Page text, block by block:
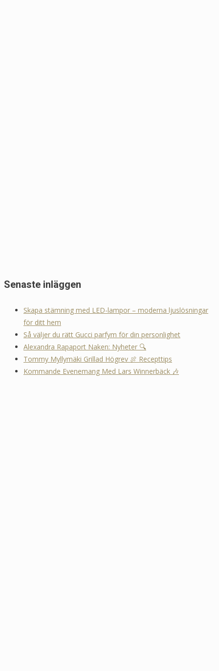
Senaste inläggen
Skapa stämning med LED-lampor – moderna ljuslösningar
för ditt hem
Så väljer du rätt Gucci parfym för din personlighet
Alexandra Rapaport Naken: Nyheter 🔍
Tommy Myllymäki Grillad Högrev 🍖 Recepttips
Kommande Evenemang Med Lars Winnerbäck 🎶